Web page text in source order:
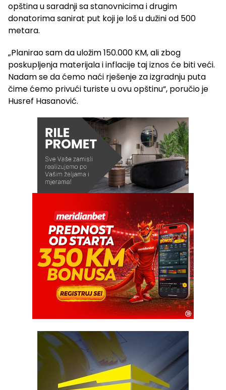
opština u saradnji sa stanovnicima i drugim
donatorima sanirat put koji je loš u dužini od 500
metara.
„Planirao sam da uložim 150.000 KM, ali zbog
poskupljenja materijala i inflacije taj iznos će biti veći.
Nadam se da ćemo naći rješenje za izgradnju puta
čime ćemo privući turiste u ovu opštinu“, poručio je
Husref Hasanović.